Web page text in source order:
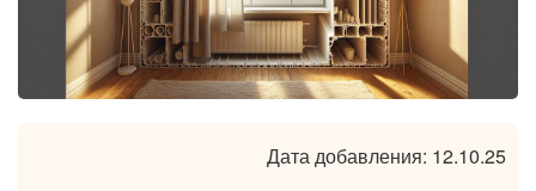
Дата добавления: 12.10.25